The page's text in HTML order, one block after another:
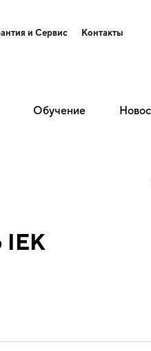
и Сервис Контакты
Обучение
IEK